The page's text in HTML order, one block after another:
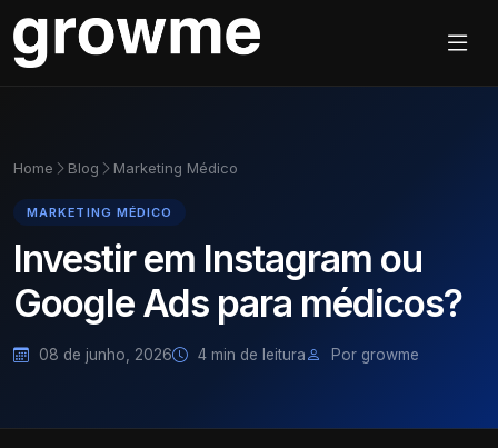
Home Blog Marketing Médico
MARKETING MÉDICO
Investir em Instagram ou
Google Ads para médicos?
08 de junho, 2026 4 min de leitura Por growme